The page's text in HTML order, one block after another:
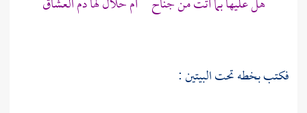
فكتب بخطه تحت البيتين :